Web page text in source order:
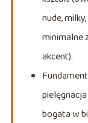
nude,
minimalne
akcent).
bogata w